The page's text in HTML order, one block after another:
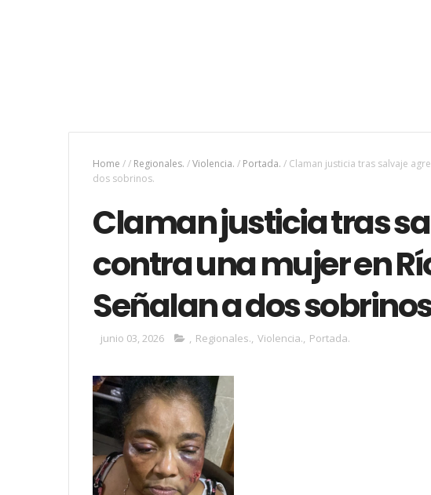
Home // Regionales. /Violencia. / Portada. / Claman justicia tras salvaje
dos sobrinos.
Claman justicia tras
contra una mujer en
Señalan a dos
junio 03, 2026 , Regionales., Violencia., Portada.